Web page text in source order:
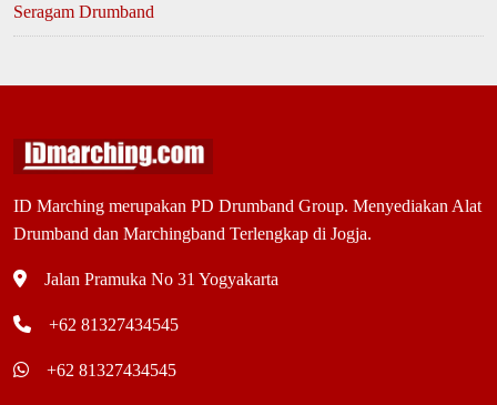
Seragam Drumband
ID Marching merupakan PD Drumband Group. Menyediakan Alat
Drumband dan Marchingband Terlengkap di Jogja.
Jalan Pramuka No 31 Yogyakarta
+62 81327434545
+62 81327434545